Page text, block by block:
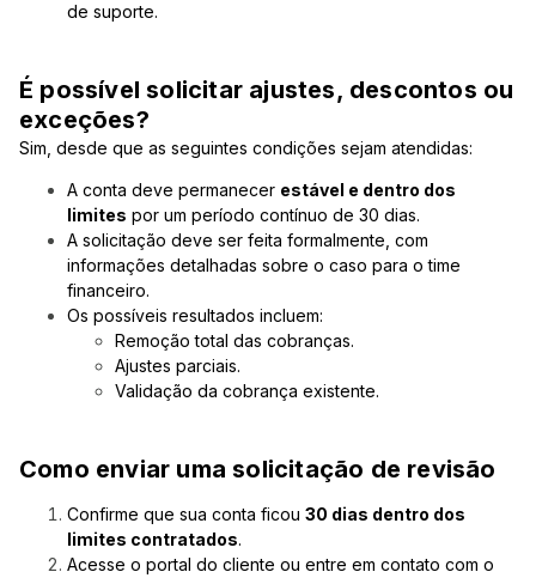
de suporte.
É possível solicitar ajustes, descontos ou
exceções?
Sim, desde que as seguintes condições sejam atendidas:
A conta deve permanecer estável e dentro dos
limites por um período contínuo de 30 dias.
A solicitação deve ser feita formalmente, com
informações detalhadas sobre o caso para o time
financeiro.
Os possíveis resultados incluem:
Remoção total das cobranças.
Ajustes parciais.
Validação da cobrança existente.
Como enviar uma solicitação de revisão
Confirme que sua conta ficou 30 dias dentro dos
limites contratados.
Acesse o portal do cliente ou entre em contato com o